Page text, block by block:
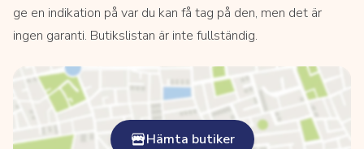
ge en indikation på var du kan få tag på den, men det är
ingen garanti. Butikslistan är inte fullständig.
Hämta butiker